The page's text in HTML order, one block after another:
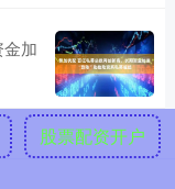
加
股票配资开户